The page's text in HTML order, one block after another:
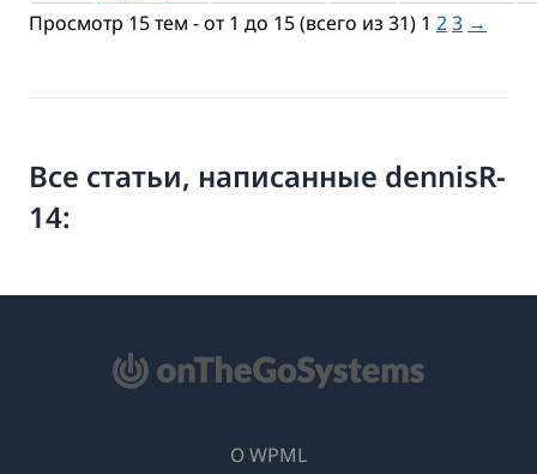
Просмотр 15 тем - от 1 до 15 (всего из 31) 1 23 →
Все статьи, написанные dennisR-
14:
О WPML